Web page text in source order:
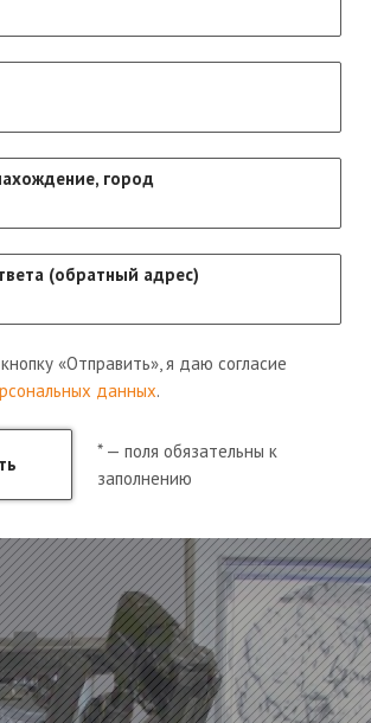
город
(обратный адрес)
«Отправить», я даю согласие
данных.
* — поля обязательны к
заполнению